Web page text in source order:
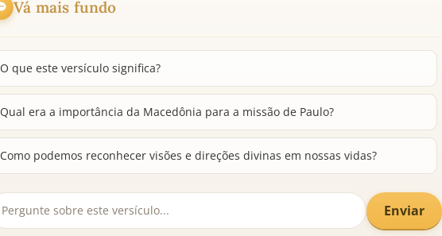
Vá mais fundo
O que este versículo significa?
Qual era a importância da Macedônia para a missão de Paulo?
Como podemos reconhecer visões e direções divinas em nossas vidas?
Enviar